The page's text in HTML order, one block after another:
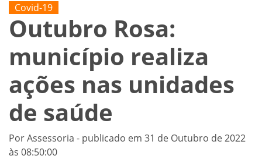
Covid-19
Outubro Rosa:
município realiza
ações nas unidades
de saúde
Por Assessoria - publicado em 31 de Outubro de 2022
às 08:50:00